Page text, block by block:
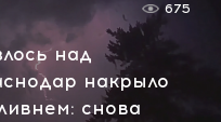
над
накрыло
снова
675